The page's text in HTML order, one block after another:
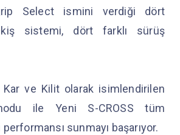
Select ismini verdiği dört
sistemi, dört farklı sürüş
Kar ve Kilit olarak isimlendirilen
ile Yeni S-CROSS tüm
sunmayı başarıyor.